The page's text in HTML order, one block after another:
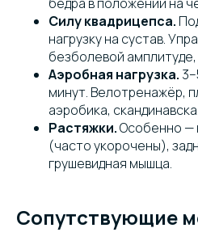
Силу квадрицепса.
нагрузку на сустав.
безболевой
Аэробная нагрузка.
минут. Велотренажёр,
аэробика,
Растяжки.Особенно —
(часто укорочены),
грушевидная мышца.
Сопутствующие